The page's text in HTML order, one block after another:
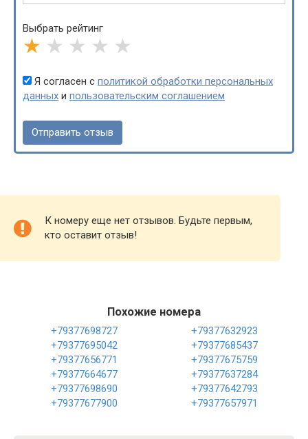
Выбрать рейтинг
★ ★ ★ ★ ★
Я согласен с политикой обработки персональных
данных и пользовательским соглашением
К номеру еще нет отзывов. Будьте первым,
кто оставит отзыв!
Похожие номера
+79377698727
+79377632923
+79377695042
+79377685437
+79377656771
+79377675759
+79377664677
+79377637284
+79377698690
+79377642793
+79377677900
+79377657971